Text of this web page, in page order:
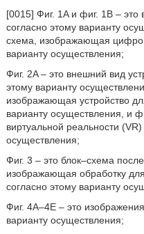
[0015] Фиг. 1A и фиг. 1B –
согласно этому варианту
схема, изображающая
варианту осуществления;
Фиг. 2A – это внешний вид
этому варианту
изображающая устройство
варианту осуществления, и
виртуальной реальности
осуществления;
Фиг. 3 – это блок–схема
изображающая обработку
согласно этому варианту
Фиг. 4A–4E – это
варианту осуществления;